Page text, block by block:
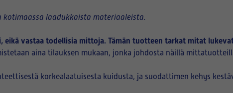
laadukkaista materiaaleista.
eikä vastaa todellisia mittoja. Tämän tuotteen tarkat mitat
aina tilauksen mukaan, jonka johdosta näillä
korkealaatuisesta kuidusta, ja suodattimen kehys